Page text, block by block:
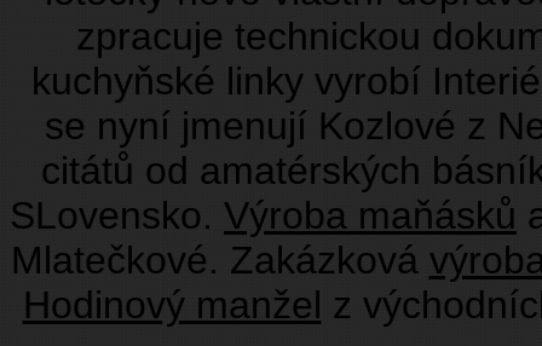
zpracuje technickou
kuchyňské linky vyrobí
se nyní jmenují Kozlové z
citátů od amatérských
SLovensko. Výroba maňásků
Mlatečkové. Zakázková
Hodinový manžel z